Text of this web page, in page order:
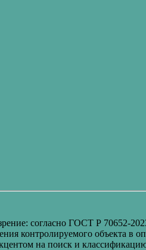
согласно ГОСТ Р 70652-
контролируемого объекта в
на поиск и